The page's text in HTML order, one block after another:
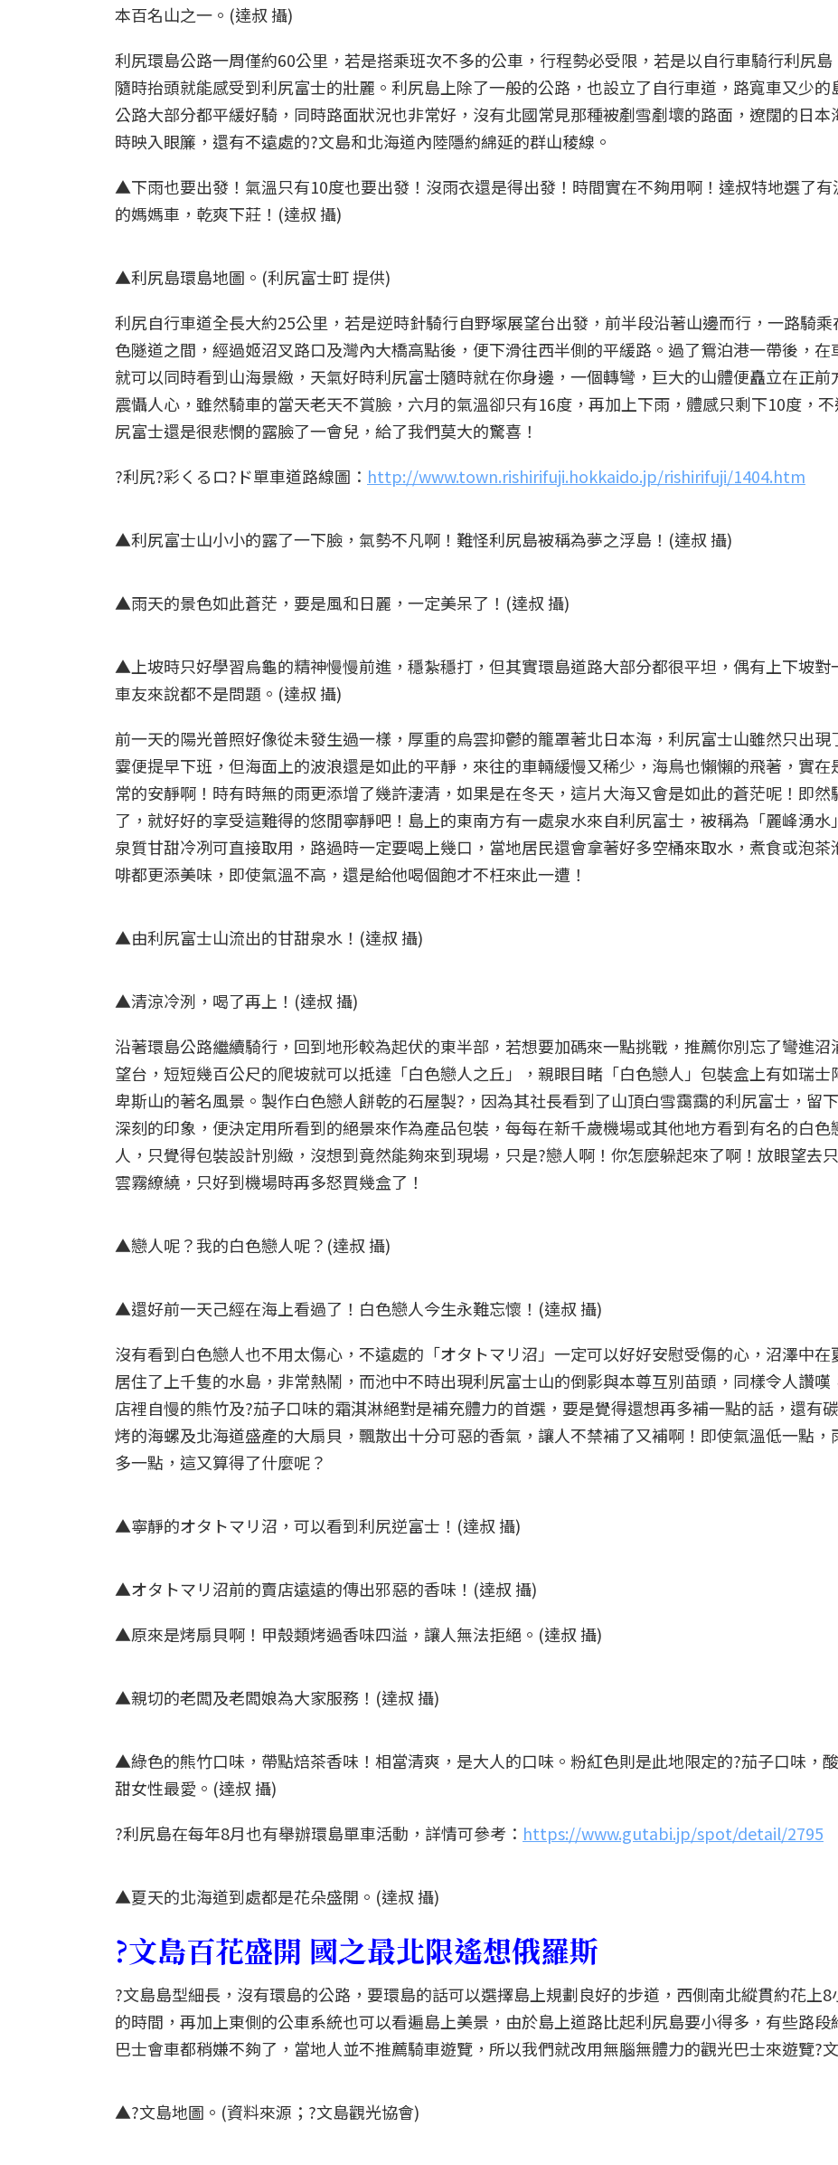
本百名山之一。(達叔 攝)
利尻環島公路一周僅約60公里，若是搭乘班次不多的公車，行程勢必受限，若是以自行車騎行利尻島
隨時抬頭就能感受到利尻富士的壯麗。利尻島上除了一般的公路，也設立了自行車道，路寬車又少的
公路大部分都平緩好騎，同時路面狀況也非常好，沒有北國常見那種被剷雪剷壞的路面，遼闊的日本
時映入眼簾，還有不遠處的?文島和北海道內陸隱約綿延的群山稜線。
▲下雨也要出發！氣溫只有10度也要出發！沒雨衣還是得出發！時間實在不夠用啊！達叔特地選了有
的媽媽車，乾爽下莊！(達叔 攝)
▲利尻島環島地圖。(利尻富士町 提供)
利尻自行車道全長大約25公里，若是逆時針騎行自野塚展望台出發，前半段沿著山邊而行，一路騎乘
色隧道之間，經過姬沼叉路口及灣內大橋高點後，便下滑往西半側的平緩路。過了鴛泊港一帶後，在
就可以同時看到山海景緻，天氣好時利尻富士隨時就在你身邊，一個轉彎，巨大的山體便矗立在正前
震懾人心，雖然騎車的當天老天不賞臉，六月的氣溫卻只有16度，再加上下雨，體感只剩下10度，
尻富士還是很悲憫的露臉了一會兒，給了我們莫大的驚喜！
?利尻?彩くるロ?ド單車道路線圖： http://www.town.rishirifuji.hokkaido.jp/rishirifuji/1404.htm
▲利尻富士山小小的露了一下臉，氣勢不凡啊！難怪利尻島被稱為夢之浮島！(達叔 攝)
▲雨天的景色如此蒼茫，要是風和日麗，一定美呆了！(達叔 攝)
▲上坡時只好學習烏龜的精神慢慢前進，穩紮穩打，但其實環島道路大部分都很平坦，偶有上下坡對
車友來說都不是問題。(達叔 攝)
前一天的陽光普照好像從未發生過一樣，厚重的烏雲抑鬱的籠罩著北日本海，利尻富士山雖然只出現
霎便提早下班，但海面上的波浪還是如此的平靜，來往的車輛緩慢又稀少，海鳥也懶懶的飛著，實在
常的安靜啊！時有時無的雨更添增了幾許淒清，如果是在冬天，這片大海又會是如此的蒼茫呢！即然
了，就好好的享受這難得的悠閒寧靜吧！島上的東南方有一處泉水來自利尻富士，被稱為「麗峰湧水
泉質甘甜冷冽可直接取用，路過時一定要喝上幾口，當地居民還會拿著好多空桶來取水，煮食或泡茶
啡都更添美味，即使氣溫不高，還是給他喝個飽才不枉來此一遭！
▲由利尻富士山流出的甘甜泉水！(達叔 攝)
▲清涼冷洌，喝了再上！(達叔 攝)
沿著環島公路繼續騎行，回到地形較為起伏的東半部，若想要加碼來一點挑戰，推薦你別忘了彎進沼
望台，短短幾百公尺的爬坡就可以抵達「白色戀人之丘」，親眼目睹「白色戀人」包裝盒上有如瑞士
卑斯山的著名風景。製作白色戀人餅乾的石屋製?，因為其社長看到了山頂白雪靄靄的利尻富士，留
深刻的印象，便決定用所看到的絕景來作為產品包裝，每每在新千歲機場或其他地方看到有名的白色
人，只覺得包裝設計別緻，沒想到竟然能夠來到現場，只是?戀人啊！你怎麼躲起來了啊！放眼望去
雲霧繚繞，只好到機場時再多怒買幾盒了！
▲戀人呢？我的白色戀人呢？(達叔 攝)
▲還好前一天己經在海上看過了！白色戀人今生永難忘懷！(達叔 攝)
沒有看到白色戀人也不用太傷心，不遠處的「オタトマリ沼」一定可以好好安慰受傷的心，沼澤中在
居住了上千隻的水島，非常熱鬧，而池中不時出現利尻富士山的倒影與本尊互別苗頭，同樣令人讚嘆
店裡自慢的熊竹及?茄子口味的霜淇淋絕對是補充體力的首選，要是覺得還想再多補一點的話，還有
烤的海螺及北海道盛產的大扇貝，飄散出十分可惡的香氣，讓人不禁補了又補啊！即使氣溫低一點，
多一點，這又算得了什麼呢？
▲寧靜的オタトマリ沼，可以看到利尻逆富士！(達叔 攝)
▲オタトマリ沼前的賣店遠遠的傳出邪惡的香味！(達叔 攝)
▲原來是烤扇貝啊！甲殼類烤過香味四溢，讓人無法拒絕。(達叔 攝)
▲親切的老闆及老闆娘為大家服務！(達叔 攝)
▲綠色的熊竹口味，帶點焙茶香味！相當清爽，是大人的口味。粉紅色則是此地限定的?茄子口味，
甜女性最愛。(達叔 攝)
?利尻島在每年8月也有舉辦環島單車活動，詳情可參考： https://www.gutabi.jp/spot/detail/2795
▲夏天的北海道到處都是花朵盛開。(達叔 攝)
?文島百花盛開 國之最北限遙想俄羅斯
?文島島型細長，沒有環島的公路，要環島的話可以選擇島上規劃良好的步道，西側南北縱貫約花上8
的時間，再加上東側的公車系統也可以看遍島上美景，由於島上道路比起利尻島要小得多，有些路段
巴士會車都稍嫌不夠了，當地人並不推薦騎車遊覽，所以我們就改用無腦無體力的觀光巴士來遊覽?文
▲?文島地圖。(資料來源；?文島觀光協會)